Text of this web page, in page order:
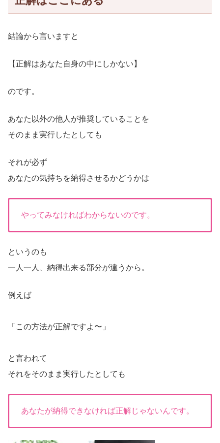
結論から言いますと
【正解はあなた自身の中にしかない】
のです。
あなた以外の他人が推奨していることを
そのまま実行したとしても
それが必ず
あなたの気持ちを納得させるかどうかは
やってみなければわからないのです。
というのも
一人一人、納得出来る部分が違うから。
例えば
「この方法が正解ですよ〜」
と言われて
それをそのまま実行したとしても
あなたが納得できなければ正解じゃないんです。